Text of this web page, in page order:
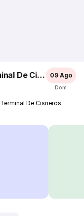
De Cisneros 09 Ago
Dom
De Cisneros